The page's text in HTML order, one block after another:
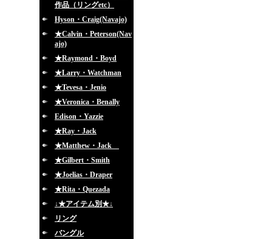
作品（リングetc）
Hyson・Craig(Navajo)
★Calvin・Peterson(Nav
ajo)
★Raymond・Boyd
★Larry・Watchman
★Tevesa・Jenio
★Veronica・Benally
Edison・Yazzie
★Ray・Jack
★Matthew・Jack
★Gilbert・Smith
★Joelias・Draper
★Rita・Quezada
↓★アイテム別★↓
リング
バングル